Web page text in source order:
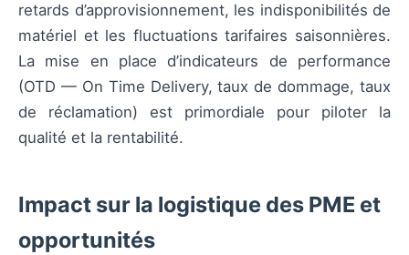
retards d’approvisionnement, les indisponibilités de
matériel et les fluctuations tarifaires saisonnières.
La mise en place d’indicateurs de performance
(OTD — On Time Delivery, taux de dommage, taux
de réclamation) est primordiale pour piloter la
qualité et la rentabilité.
Impact sur la logistique des PME et
opportunités